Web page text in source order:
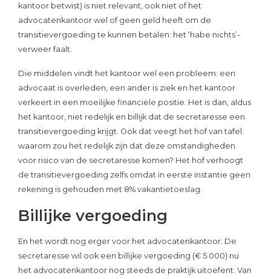
kantoor betwist) is niet relevant, ook niet of het
advocatenkantoor wel of geen geld heeft om de
transitievergoeding te kunnen betalen: het ‘habe nichts’-
verweer faalt.
Die middelen vindt het kantoor wel een probleem: een
advocaat is overleden, een ander is ziek en het kantoor
verkeert in een moeilijke financiële positie. Het is dan, aldus
het kantoor, niet redelijk en billijk dat de secretaresse een
transitievergoeding krijgt. Ook dat veegt het hof van tafel:
waarom zou het redelijk zijn dat deze omstandigheden
voor risico van de secretaresse komen? Het hof verhoogt
de transitievergoeding zelfs omdat in eerste instantie geen
rekening is gehouden met 8% vakantietoeslag.
Billijke vergoeding
En het wordt nog erger voor het advocatenkantoor. De
secretaresse wil ook een billijke vergoeding (€ 5.000) nu
het advocatenkantoor nog steeds de praktijk uitoefent. Van